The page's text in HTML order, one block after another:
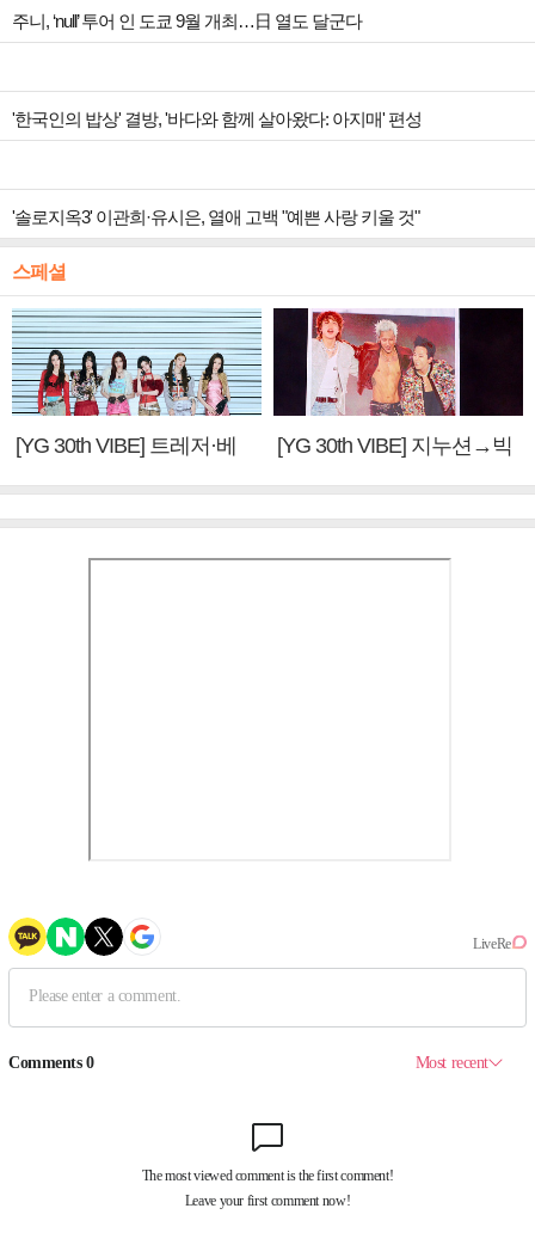
주니, ‘null’ 투어 인 도쿄 9월 개최…日 열도 달군다
'한국인의 밥상' 결방, '바다와 함께 살아왔다: 아지매' 편성
'솔로지옥3' 이관희·유시은, 열애 고백 "예쁜 사랑 키울 것"
스페셜
[YG 30th VIBE] 트레저·베
[YG 30th VIBE] 지누션→빅